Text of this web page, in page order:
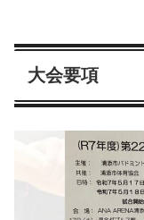
大会要項